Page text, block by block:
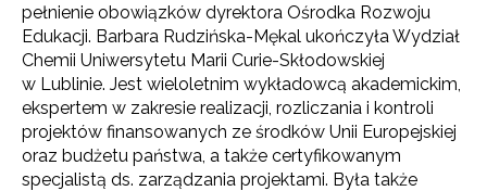
pełnienie obowiązków dyrektora Ośrodka Rozwoju
Edukacji. Barbara Rudzińska-Mękal ukończyła Wydział
Chemii Uniwersytetu Marii Curie-Skłodowskiej
w Lublinie. Jest wieloletnim wykładowcą akademickim,
ekspertem w zakresie realizacji, rozliczania i kontroli
projektów finansowanych ze środków Unii Europejskiej
oraz budżetu państwa, a także certyfikowanym
specjalistą ds. zarządzania projektami. Była także